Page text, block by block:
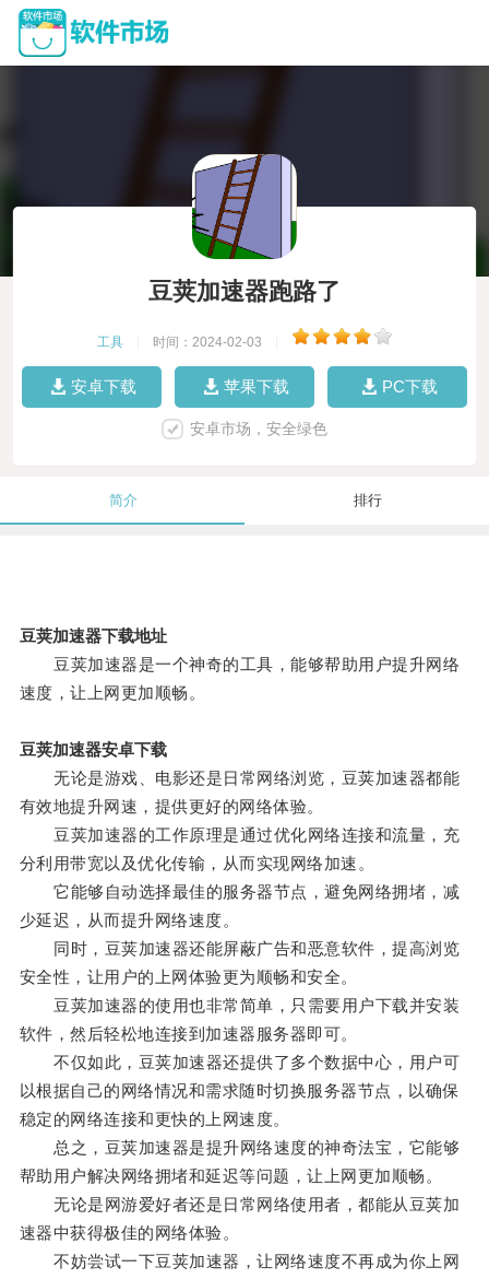
豆荚加速器跑路了
工具 时间：2024-02-03
安卓下载 苹果下载 PC下载
安卓市场，安全绿色
简介 排行
豆荚加速器下载地址
豆荚加速器是一个神奇的工具，能够帮助用户提升网络
速度，让上网更加顺畅。
豆荚加速器安卓下载
无论是游戏、电影还是日常网络浏览，豆荚加速器都能
有效地提升网速，提供更好的网络体验。
豆荚加速器的工作原理是通过优化网络连接和流量，充
分利用带宽以及优化传输，从而实现网络加速。
它能够自动选择最佳的服务器节点，避免网络拥堵，减
少延迟，从而提升网络速度。
同时，豆荚加速器还能屏蔽广告和恶意软件，提高浏览
安全性，让用户的上网体验更为顺畅和安全。
豆荚加速器的使用也非常简单，只需要用户下载并安装
软件，然后轻松地连接到加速器服务器即可。
不仅如此，豆荚加速器还提供了多个数据中心，用户可
以根据自己的网络情况和需求随时切换服务器节点，以确保
稳定的网络连接和更快的上网速度。
总之，豆荚加速器是提升网络速度的神奇法宝，它能够
帮助用户解决网络拥堵和延迟等问题，让上网更加顺畅。
无论是网游爱好者还是日常网络使用者，都能从豆荚加
速器中获得极佳的网络体验。
不妨尝试一下豆荚加速器，让网络速度不再成为你上网